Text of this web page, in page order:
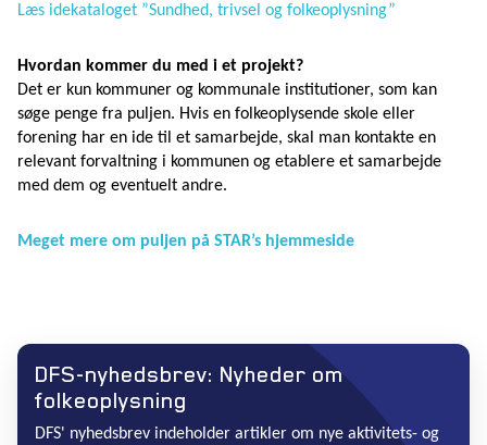
Læs idekataloget ”Sundhed, trivsel og folkeoplysning”
Hvordan kommer du med i et projekt?
Det er kun kommuner og kommunale institutioner, som kan
søge penge fra puljen. Hvis en folkeoplysende skole eller
forening har en ide til et samarbejde, skal man kontakte en
relevant forvaltning i kommunen og etablere et samarbejde
med dem og eventuelt andre.
Meget mere om puljen på STAR’s hjemmeside
DFS-nyhedsbrev: Nyheder om
folkeoplysning
DFS' nyhedsbrev indeholder artikler om nye aktivitets- og